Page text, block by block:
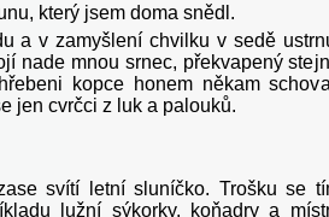
který jsem doma snědl.
v zamyšlení chvilku v sedě
nade mnou srnec, překvapený
kopce honem někam
jen cvrčci z luk a palouků.
svítí letní sluníčko. Trošku se
lužní sýkorky, koňadry a